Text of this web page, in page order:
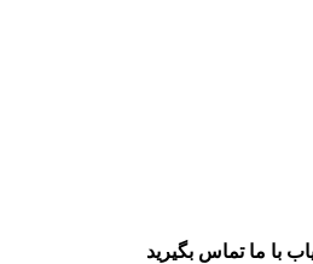
با ما تماس بگیرید